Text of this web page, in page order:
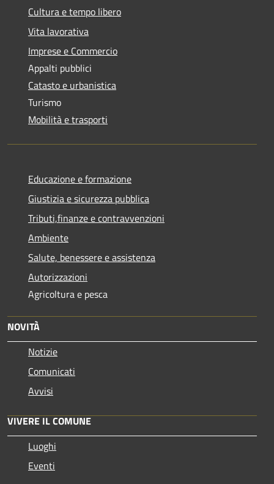
Cultura e tempo libero
Vita lavorativa
Imprese e Commercio
Appalti pubblici
Catasto e urbanistica
Turismo
Mobilità e trasporti
Educazione e formazione
Giustizia e sicurezza pubblica
Tributi,finanze e contravvenzioni
Ambiente
Salute, benessere e assistenza
Autorizzazioni
Agricoltura e pesca
NOVITÀ
Notizie
Comunicati
Avvisi
VIVERE IL COMUNE
Luoghi
Eventi